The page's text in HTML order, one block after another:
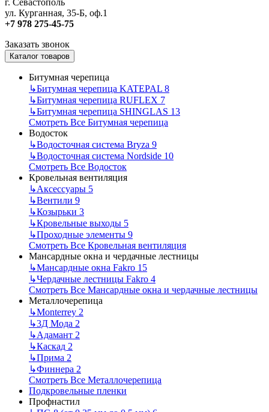
г. Севастополь
ул. Курганная, 35-Б, оф.1
+7 978 275-45-75
Заказать звонок
Каталог товаров
Битумная черепица
↳Битумная черепица KATEPAL 8
↳Битумная черепица RUFLEX 7
↳Битумная черепица SHINGLAS 13
Смотреть Все Битумная черепица
Водосток
↳Водосточная система Bryza 9
↳Водосточная система Nordside 10
Смотреть Все Водосток
Кровельная вентиляция
↳Аксессуары 5
↳Вентили 9
↳Козырьки 3
↳Кровельные выходы 5
↳Проходные элементы 9
Смотреть Все Кровельная вентиляция
Мансардные окна и чердачные лестницы
↳Мансардные окна Fakro 15
↳Чердачные лестницы Fakro 4
Смотреть Все Мансардные окна и чердачные лестницы
Металлочерепица
↳Monterrey 2
↳3Д Мода 2
↳Адамант 2
↳Каскад 2
↳Прима 2
↳Финнера 2
Смотреть Все Металлочерепица
Подкровельные пленки
Профнастил